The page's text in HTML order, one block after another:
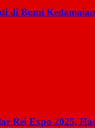
di Bumi
Rei Expo 2025,